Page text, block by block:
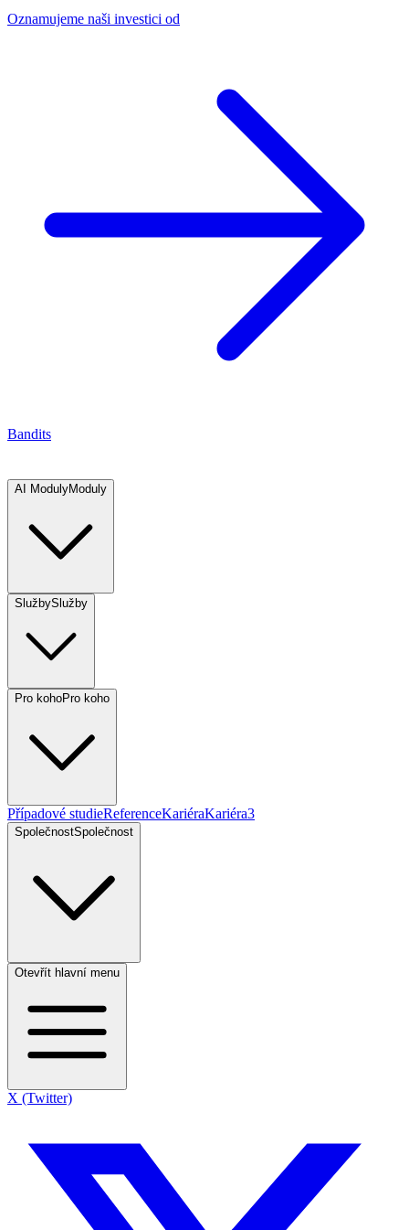
Oznamujeme naši investici od
Bandits
AI ModulyModuly
SlužbySlužby
Pro kohoPro koho
Případové studieReferenceKariéraKariéra3
SpolečnostSpolečnost
Otevřít hlavní menu
X (Twitter)